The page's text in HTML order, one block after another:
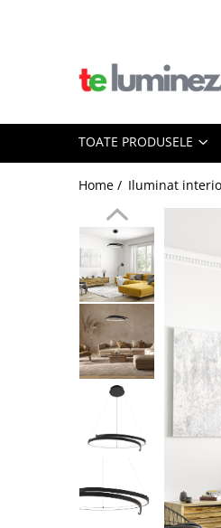
Iluminat interior
Iluminat baie
Iluminat exteriorTOATE PRODUSELE
Home / Iluminat